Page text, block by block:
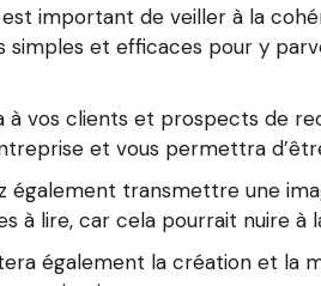
est important de veiller à la
simples et efficaces pour y
vos clients et prospects de
et vous permettra
également transmettre une
à lire, car cela pourrait nuire
également la création et la